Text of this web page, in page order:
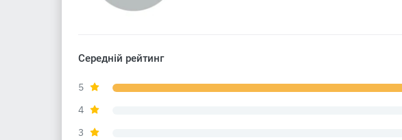
Середній рейтинг
5
4
3